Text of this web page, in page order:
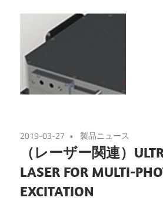
2019-03-27 製品ニュース
（レーザー関連）
LASER FOR MULTI-
EXCITATION